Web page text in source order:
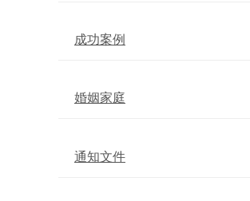
成功案例
婚姻家庭
通知文件